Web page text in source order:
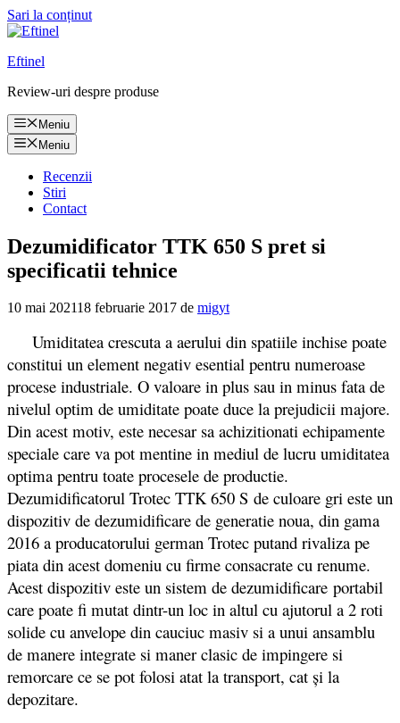
Sari la conținut
Eftinel
Review-uri despre produse
Meniu
Meniu
Recenzii
Stiri
Contact
Dezumidificator TTK 650 S pret si
specificatii tehnice
10 mai 202118 februarie 2017 de migyt
Umiditatea crescuta a aerului din spatiile inchise poate
constitui un element negativ esential pentru numeroase
procese industriale. O valoare in plus sau in minus fata de
nivelul optim de umiditate poate duce la prejudicii majore.
Din acest motiv, este necesar sa achizitionati echipamente
speciale care va pot mentine in mediul de lucru umiditatea
optima pentru toate procesele de productie.
Dezumidificatorul Trotec TTK 650 S de culoare gri este un
dispozitiv de dezumidificare de generatie noua, din gama
2016 a producatorului german Trotec putand rivaliza pe
piata din acest domeniu cu firme consacrate cu renume.
Acest dispozitiv este un sistem de dezumidificare portabil
care poate fi mutat dintr-un loc in altul cu ajutorul a 2 roti
solide cu anvelope din cauciuc masiv si a unui ansamblu
de manere integrate si maner clasic de impingere si
remorcare ce se pot folosi atat la transport, cat și la
depozitare.